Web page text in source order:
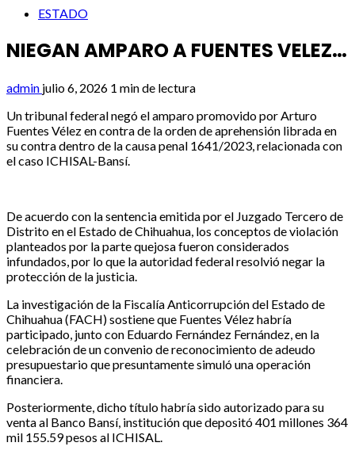
ESTADO
NIEGAN AMPARO A FUENTES VELEZ…
admin julio 6, 2026 1 min de lectura
Un tribunal federal negó el amparo promovido por Arturo
Fuentes Vélez en contra de la orden de aprehensión librada en
su contra dentro de la causa penal 1641/2023, relacionada con
el caso ICHISAL-Bansí.
De acuerdo con la sentencia emitida por el Juzgado Tercero de
Distrito en el Estado de Chihuahua, los conceptos de violación
planteados por la parte quejosa fueron considerados
infundados, por lo que la autoridad federal resolvió negar la
protección de la justicia.
La investigación de la Fiscalía Anticorrupción del Estado de
Chihuahua (FACH) sostiene que Fuentes Vélez habría
participado, junto con Eduardo Fernández Fernández, en la
celebración de un convenio de reconocimiento de adeudo
presupuestario que presuntamente simuló una operación
financiera.
Posteriormente, dicho título habría sido autorizado para su
venta al Banco Bansí, institución que depositó 401 millones 364
mil 155.59 pesos al ICHISAL.